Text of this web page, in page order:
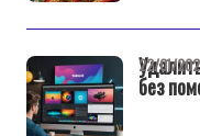
без
22/01/